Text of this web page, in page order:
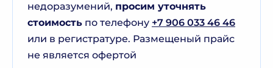
недоразумений, просим уточнять
стоимость по телефону +7 906 033 46 46
или в регистратуре. Размещеный прайс
не является офертой